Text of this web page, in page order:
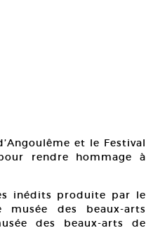
et le Festival
rendre hommage à
inédits produite par le
des beaux-arts
des beaux-arts de